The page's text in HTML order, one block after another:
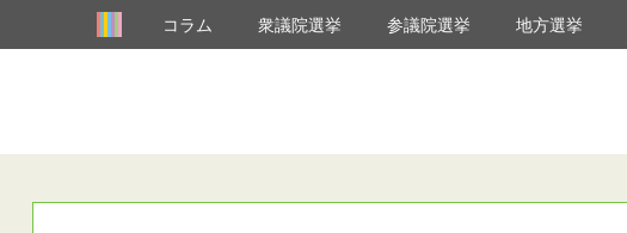
コラム 衆議院選挙 参議院選挙 地方選挙